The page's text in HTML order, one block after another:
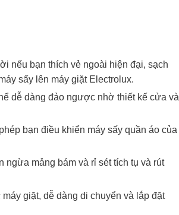
nếu bạn thích vẻ ngoài hiện đại, sạch
sấy lên máy giặt Electrolux.
dễ dàng đảo ngược nhờ thiết kế cửa và
bạn điều khiển máy sấy quần áo của
mảng bám và rỉ sét tích tụ và rút
giặt, dễ dàng di chuyển và lắp đặt